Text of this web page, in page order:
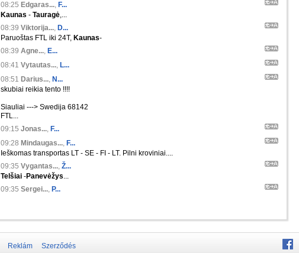
08:25 Edgaras..., F...
Kaunas - Tauragė,...
08:39 Viktorija..., D...
Paruoštas FTL iki 24T, Kaunas-
08:39 Agne..., E...
08:41 Vytautas..., L...
08:51 Darius..., N...
skubiai reikia tento !!!!
Siauliai ---> Swedija 68142
FTL...
09:15 Jonas..., F...
09:28 Mindaugas..., F...
Ieškomas transportas LT - SE - FI - LT. Pilni kroviniai....
09:35 Vygantas..., Ž...
Telšiai -Panevėžys...
09:35 Sergei..., P...
Reklám Szerződés